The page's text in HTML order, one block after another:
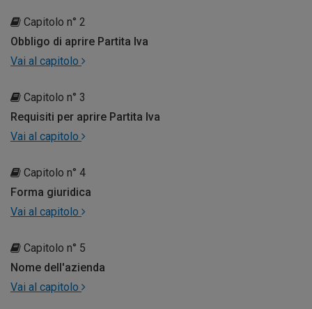
Capitolo n° 2
Obbligo di aprire Partita Iva
Vai al capitolo
Capitolo n° 3
Requisiti per aprire Partita Iva
Vai al capitolo
Capitolo n° 4
Forma giuridica
Vai al capitolo
Capitolo n° 5
Nome dell'azienda
Vai al capitolo